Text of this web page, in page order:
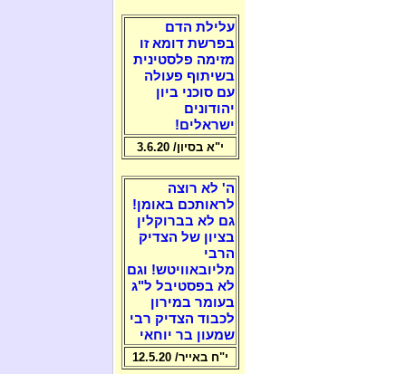
עלילת הדם
בפרשת דומא זו
מזימה פלסטינית
בשיתוף פעולה
עם סוכני ביון
יהודונים
ישראלים!
י"א בסיון/ 3.6.20
ה' לא רוצה
לראותכם באומן!
גם לא בברוקלין
בציון של הצדיק
הרבי
מליובאוויטש! וגם
לא בפסטיבל ל"ג
בעומר במירון
לכבוד הצדיק רבי
שמעון בר יוחאי
י"ח באייר/ 12.5.20